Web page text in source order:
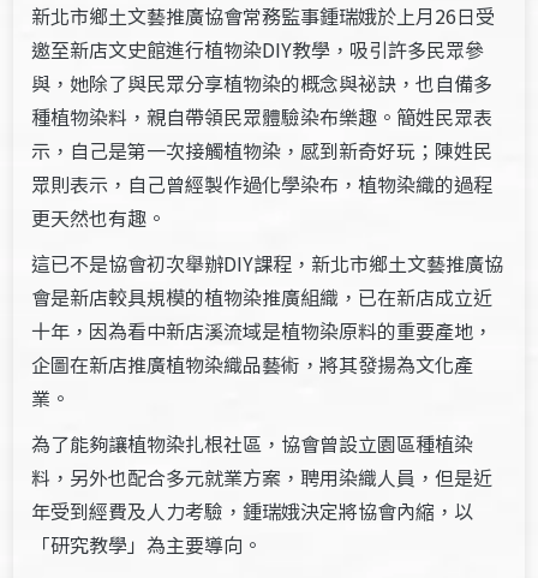
新北市鄉土文藝推廣協會常務監事鍾瑞娥於上月26日受
邀至新店文史館進行植物染DIY教學，吸引許多民眾參
與，她除了與民眾分享植物染的概念與祕訣，也自備多
種植物染料，親自帶領民眾體驗染布樂趣。簡姓民眾表
示，自己是第一次接觸植物染，感到新奇好玩；陳姓民
眾則表示，自己曾經製作過化學染布，植物染織的過程
更天然也有趣。
這已不是協會初次舉辦DIY課程，新北市鄉土文藝推廣協
會是新店較具規模的植物染推廣組織，已在新店成立近
十年，因為看中新店溪流域是植物染原料的重要產地，
企圖在新店推廣植物染織品藝術，將其發揚為文化產
業。
為了能夠讓植物染扎根社區，協會曾設立園區種植染
料，另外也配合多元就業方案，聘用染織人員，但是近
年受到經費及人力考驗，鍾瑞娥決定將協會內縮，以
「研究教學」為主要導向。